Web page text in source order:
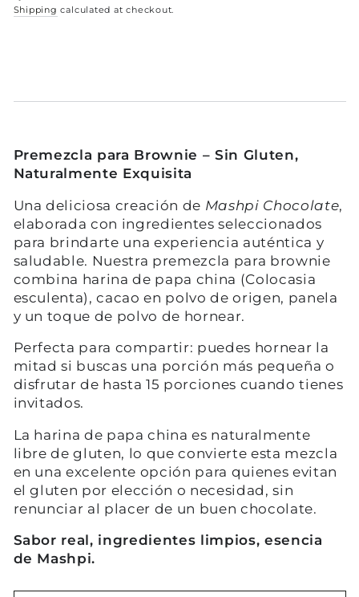
price
Shipping calculated at checkout.
Premezcla para Brownie – Sin Gluten,
Naturalmente Exquisita
Una deliciosa creación de Mashpi Chocolate,
elaborada con ingredientes seleccionados
para brindarte una experiencia auténtica y
saludable. Nuestra premezcla para brownie
combina harina de papa china (Colocasia
esculenta), cacao en polvo de origen, panela
y un toque de polvo de hornear.
Perfecta para compartir: puedes hornear la
mitad si buscas una porción más pequeña o
disfrutar de hasta 15 porciones cuando tienes
invitados.
La harina de papa china es naturalmente
libre de gluten, lo que convierte esta mezcla
en una excelente opción para quienes evitan
el gluten por elección o necesidad, sin
renunciar al placer de un buen chocolate.
Sabor real, ingredientes limpios, esencia
de Mashpi.